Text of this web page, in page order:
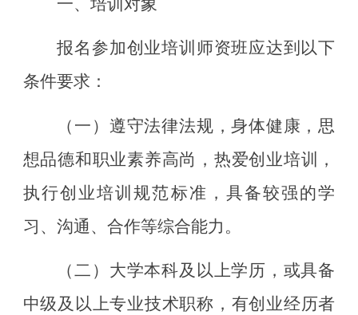
报名参加创业培训师资班应达到以下
条件要求：
（一） 遵守法律法规，身体健康，思
想品德和职业素养高尚，热爱创业培训，
执行创业培训规范标准，具备较强的学
习、沟通、合作等综合能力。
（二 ） 大学本科及以上学历，或具备
中级及以上专业技术职称 ， 有创业经历者